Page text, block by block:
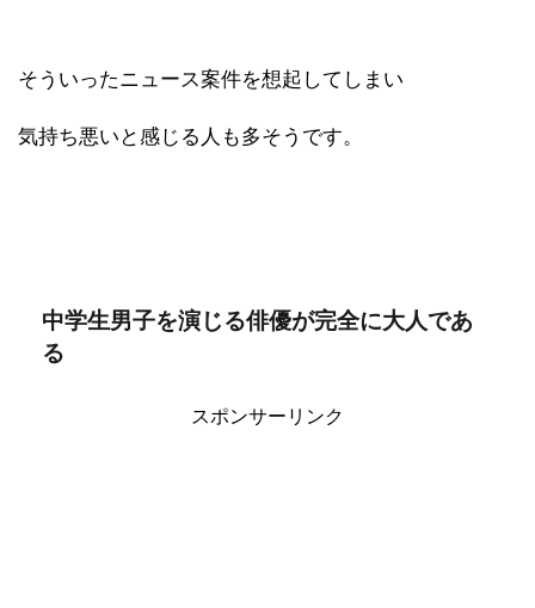
そういったニュース案件を想起してしまい
気持ち悪いと感じる人も多そうです。
中学生男子を演じる俳優が完全に大人であ
る
スポンサーリンク